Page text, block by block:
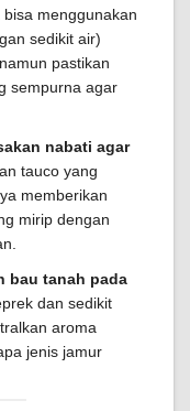
menggunakan
sedikit air)
pastikan
sempurna agar
nabati agar
tauco yang
memberikan
mirip dengan
bau tanah pada
dan sedikit
aroma
jenis jamur